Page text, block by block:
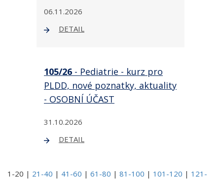
06.11.2026
DETAIL
105/26 - Pediatrie - kurz pro
PLDD, nové poznatky, aktuality
- OSOBNÍ ÚČAST
31.10.2026
DETAIL
1-20 | 21-40 | 41-60 | 61-80 | 81-100 | 101-120 | 121-